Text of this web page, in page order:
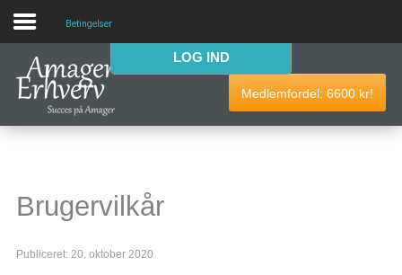
VELKOMMEN
AmagerErhverv skaber netværk, events og fordele til
Betingelser
LOG IND
Medlemfordel:6600 kr!
Brugervilkår
Publiceret: 20. oktober 2020